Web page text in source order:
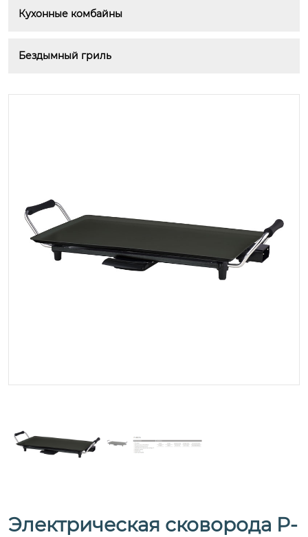
Кухонные комбайны
Бездымный гриль
Электрическая сковорода P-